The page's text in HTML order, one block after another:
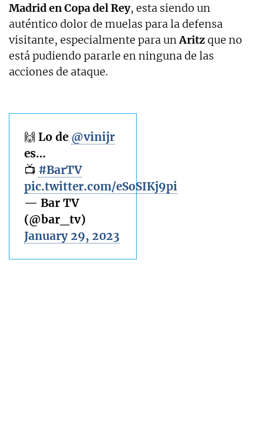
Madrid en Copa del Rey, esta siendo un
auténtico dolor de muelas para la defensa
visitante, especialmente para unAritzque no
está pudiendo pararle en ninguna de las
acciones de ataque.
🙌 Lo de @vinijr
es…
📺 #BarTV
pic.twitter.com/eSoSIKj9pi
— Bar TV
(@bar_tv)
January 29, 2023